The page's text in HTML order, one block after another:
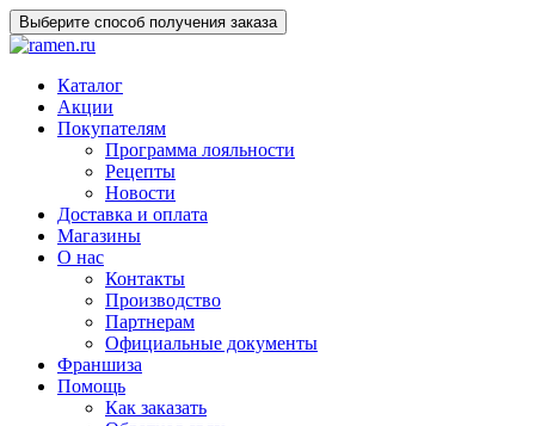
Выберите способ получения заказа
Каталог
Акции
Покупателям
Программа лояльности
Рецепты
Новости
Доставка и оплата
Магазины
О нас
Контакты
Производство
Партнерам
Официальные документы
Франшиза
Помощь
Как заказать